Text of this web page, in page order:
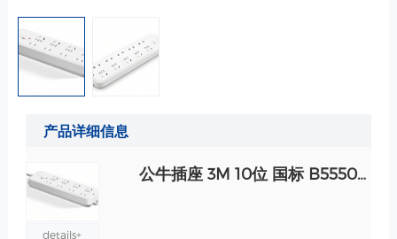
产品详细信息
details+
公牛插座 3M 10位 国标 B5550-3m 规格